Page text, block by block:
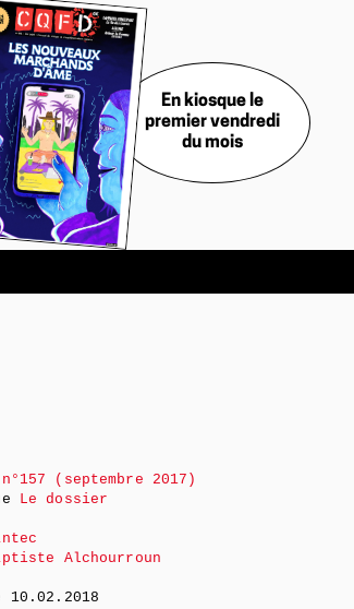
En kiosque le
premier vendredi
du mois
n°157 (septembre 2017)
Le dossier
Alchourroun
10.02.2018